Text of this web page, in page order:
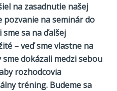
na zasadnutie našej
na seminár do
sme sa na ďalšej
– veď sme vlastne na
sme dokázali medzi sebou
rozhodcovia
tréning. Budeme sa